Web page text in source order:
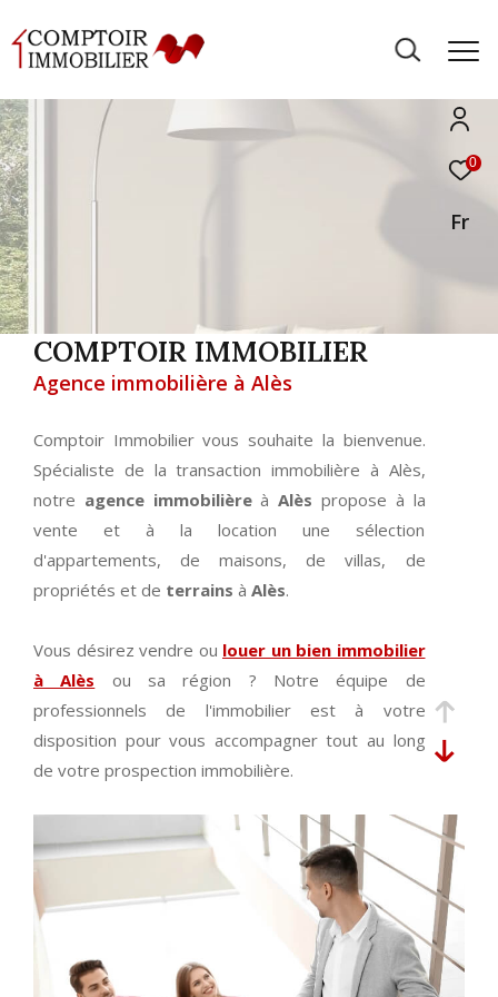
0
Fr
COMPTOIR IMMOBILIER
Agence immobilière à Alès
Comptoir Immobilier vous souhaite la bienvenue.
Spécialiste de la transaction immobilière à Alès,
notre agence immobilièreàAlès propose à la
vente et à la location une sélection
d'appartements, de maisons, de villas, de
propriétés et de terrains à Alès.
Vous désirez vendre ou louer un bien immobilier
à Alès ou sa région ? Notre équipe de
professionnels de l'immobilier est à votre
disposition pour vous accompagner tout au long
de votre prospection immobilière.
Découvrez en ligne ou dans notre agence
immobilière à Alès nos exclusivités et nos coups
de cœur du moment. Vous trouverez de
nombreuses
annonces immobilières à Alèset
ses alentours pour tout type de transaction (achat,
vente, location) et pour tout type de bien